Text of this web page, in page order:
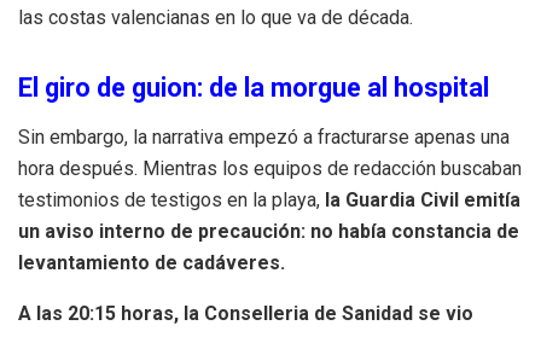
las costas valencianas en lo que va de década.
El giro de guion: de la morgue al hospital
Sin embargo, la narrativa empezó a fracturarse apenas una
hora después. Mientras los equipos de redacción buscaban
testimonios de testigos en la playa, la Guardia Civil emitía
un aviso interno de precaución: no había constancia de
levantamiento de cadáveres.
A las 20:15 horas, la Conselleria de Sanidad se vio